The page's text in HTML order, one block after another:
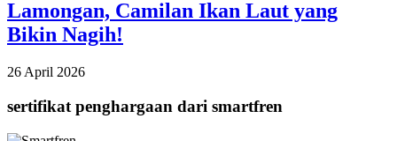
Lamongan, Camilan Ikan Laut yang
Bikin Nagih!
26 April 2026
sertifikat penghargaan dari smartfren